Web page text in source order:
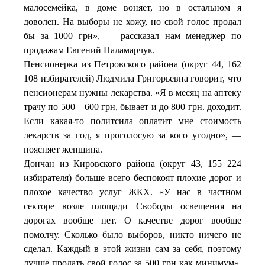
малосемейка, в доме воняет, но в остальном я
доволен. На выборы не хожу, но свой голос продал
бы за 1000 грн», — рассказал нам менеджер по
продажам Евгений Паламарчук.
Пенсионерка из Петровского района (округ 44, 162
108 избирателей) Людмила Григорьевна говорит, что
пенсионерам нужны лекарства. «Я в месяц на аптеку
трачу по 500—600 грн, бывает и до 800 грн. доходит.
Если какая-то политсила оплатит мне стоимость
лекарств за год, я проголосую за кого угодно», —
поясняет женщина.
Дончан из Кировского района (округ 43, 155 224
избирателя) больше всего беспокоят плохие дорог и
плохое качество услуг ЖКХ. «У нас в частном
секторе возле площади Свободы освещения на
дорогах вообще нет. О качестве дорог вообще
помолчу. Сколько было выборов, никто ничего не
сделал. Каждый в этой жизни сам за себя, поэтому
лучше продать свой голос за 500 грн как минимум»,